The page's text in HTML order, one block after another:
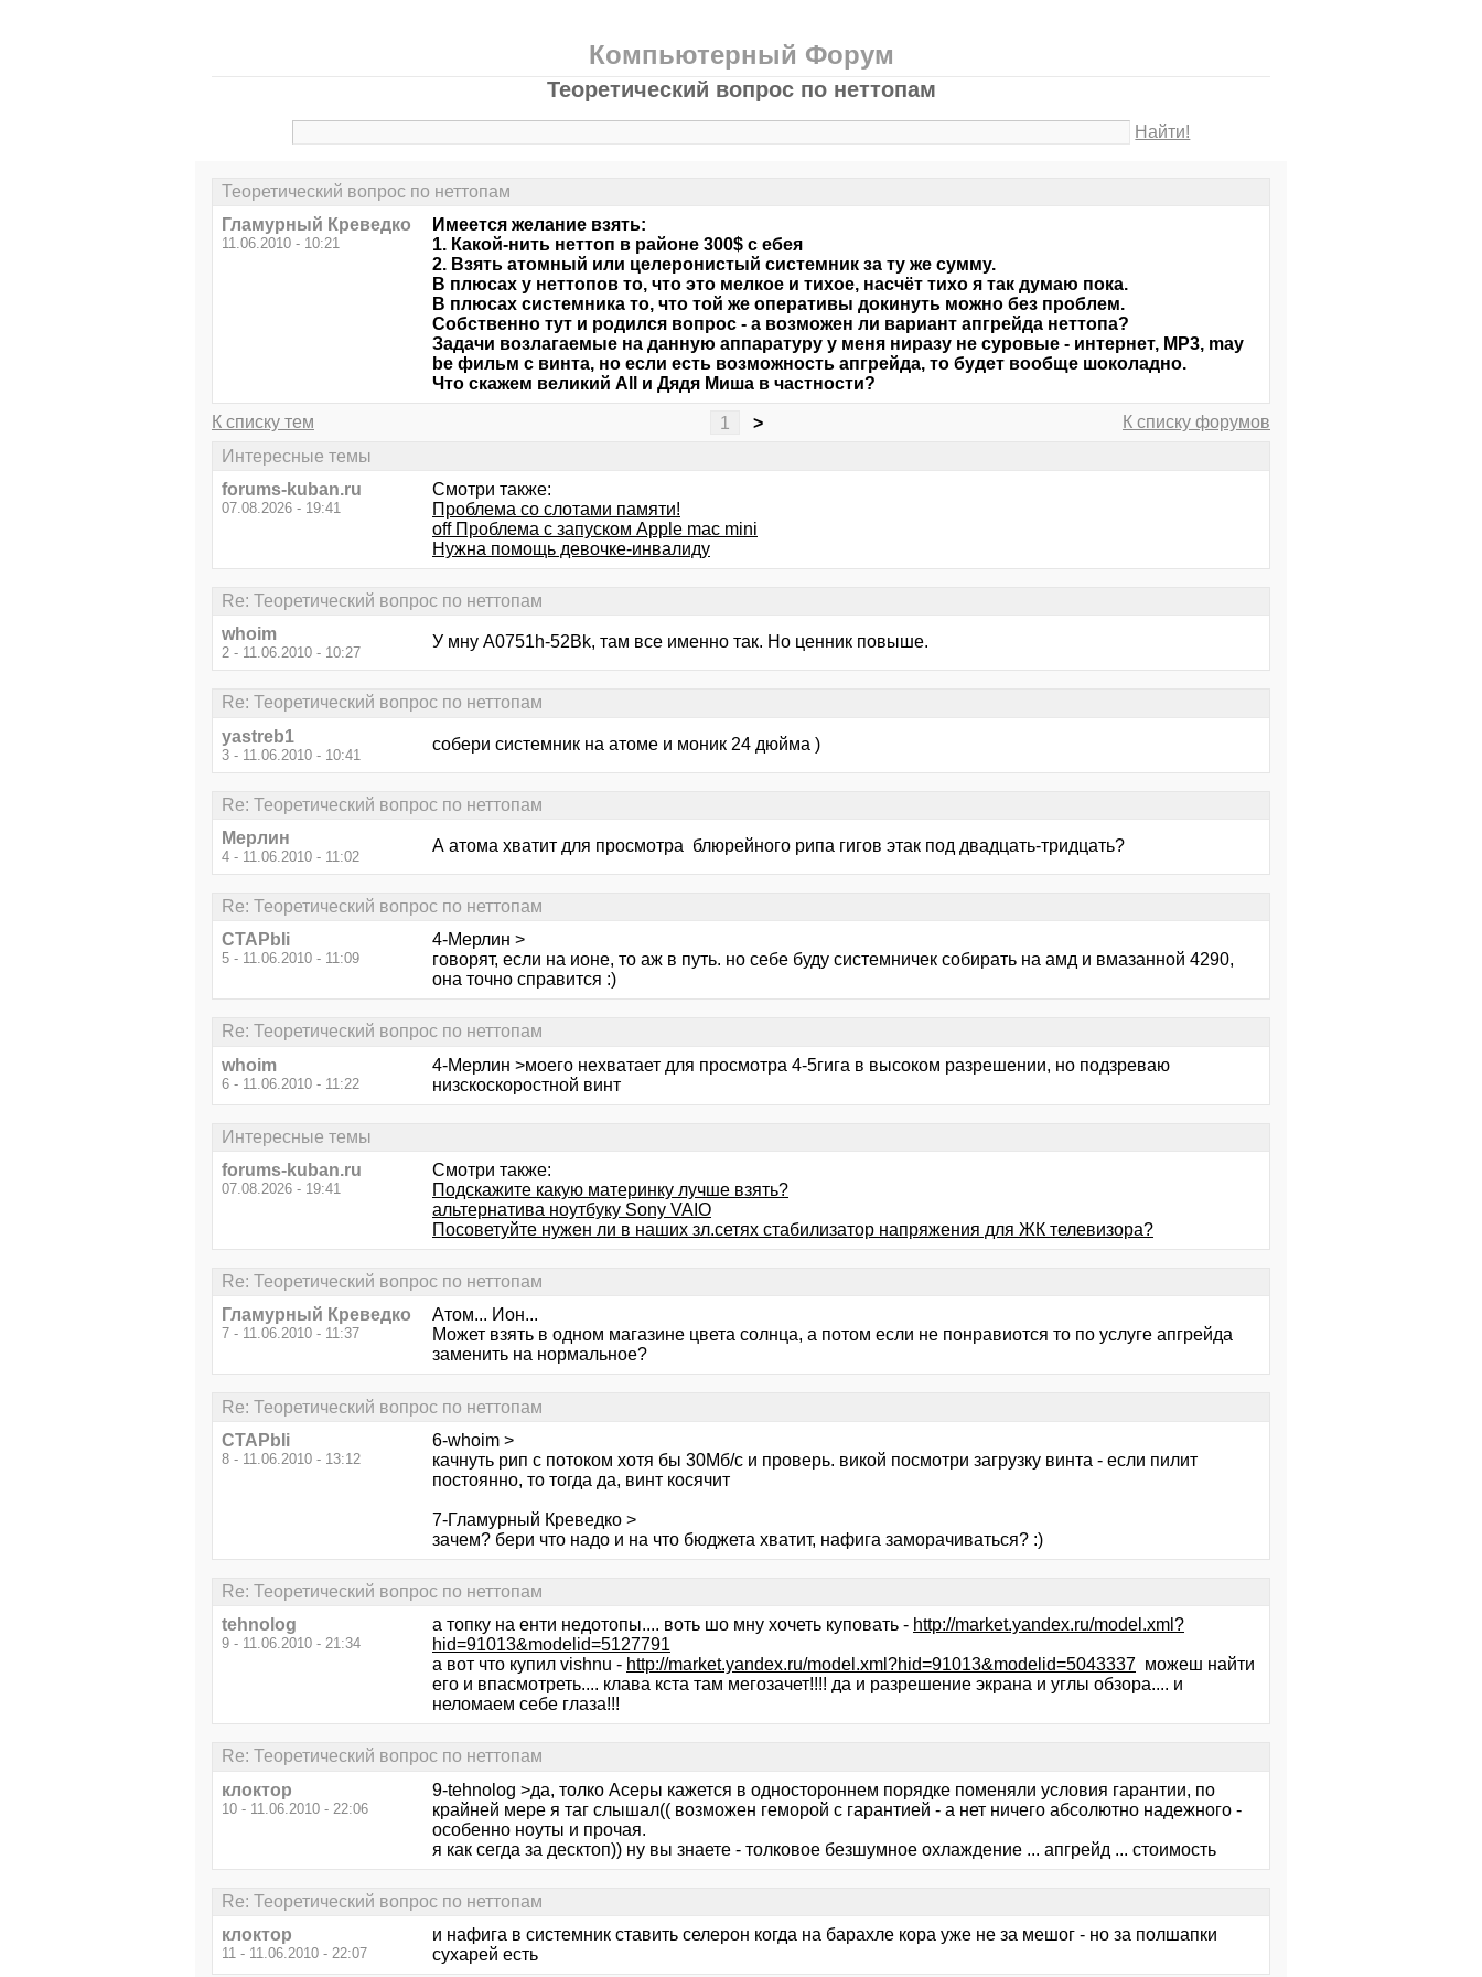
Компьютерный Форум
Теоретический вопрос по неттопам
Найти!
Теоретический вопрос по неттопам
Гламурный Креведко
11.06.2010 - 10:21
Имеется желание взять:
1. Какой-нить неттоп в районе 300$ с ебея
2. Взять атомный или целеронистый системник за ту же сумму.
В плюсах у неттопов то, что это мелкое и тихое, насчёт тихо я так думаю пока.
В плюсах системника то, что той же оперативы докинуть можно без проблем.
Собственно тут и родился вопрос - а возможен ли вариант апгрейда неттопа?
Задачи возлагаемые на данную аппаратуру у меня ниразу не суровые - интернет, MP3, may
be фильм с винта, но если есть возможность апгрейда, то будет вообще шоколадно.
Что скажем великий All и Дядя Миша в частности?
К списку тем 1 >
К списку форумов
Интересные темы
forums-kuban.ru
07.08.2026 - 19:41
Смотри также:
Проблема со слотами памяти!
off Проблема с запуском Apple mac mini
Нужна помощь девочке-инвалиду
Re: Теоретический вопрос по неттопам
whoim
2 - 11.06.2010 - 10:27
У мну A0751h-52Bk, там все именно так. Но ценник повыше.
Re: Теоретический вопрос по неттопам
yastreb1
3 - 11.06.2010 - 10:41
собери системник на атоме и моник 24 дюйма )
Re: Теоретический вопрос по неттопам
Мерлин
4 - 11.06.2010 - 11:02
А атома хватит для просмотра блюрейного рипа гигов этак под двадцать-тридцать?
Re: Теоретический вопрос по неттопам
CTAPbIi
5 - 11.06.2010 - 11:09
4-Мерлин >
говорят, если на ионе, то аж в путь. но себе буду системничек собирать на амд и вмазанной 4290,
она точно справится :)
Re: Теоретический вопрос по неттопам
whoim
6 - 11.06.2010 - 11:22
4-Мерлин >моего нехватает для просмотра 4-5гига в высоком разрешении, но подзреваю
низскоскоростной винт
Интересные темы
forums-kuban.ru
07.08.2026 - 19:41
Смотри также:
Подскажите какую материнку лучше взять?
альтернатива ноутбуку Sony VAIO
Посоветуйте нужен ли в наших зл.сетях стабилизатор напряжения для ЖК телевизора?
Re: Теоретический вопрос по неттопам
Гламурный Креведко
7 - 11.06.2010 - 11:37
Атом... Ион...
Может взять в одном магазине цвета солнца, а потом если не понравиотся то по услуге апгрейда
заменить на нормальное?
Re: Теоретический вопрос по неттопам
CTAPbIi
8 - 11.06.2010 - 13:12
6-whoim >
качнуть рип с потоком хотя бы 30Мб/с и проверь. викой посмотри загрузку винта - если пилит
постоянно, то тогда да, винт косячит
7-Гламурный Креведко >
зачем? бери что надо и на что бюджета хватит, нафига заморачиваться? :)
Re: Теоретический вопрос по неттопам
tehnolog
9 - 11.06.2010 - 21:34
a топку на енти недотопы.... воть шо мну хочеть куповать - http://market.yandex.ru/model.xml?
hid=91013&modelid=5127791
а вот что купил vishnu - http://market.yandex.ru/model.xml?hid=91013&modelid=5043337 можеш найти
его и впасмотреть.... клава кста там мегозачет!!!! да и разрешение экрана и углы обзора.... и
неломаем себе глаза!!!
Re: Теоретический вопрос по неттопам
клоктор
10 - 11.06.2010 - 22:06
9-tehnolog >да, толко Асеры кажется в одностороннем порядке поменяли условия гарантии, по
крайней мере я таг слышал(( возможен геморой с гарантией - а нет ничего абсолютно надежного -
особенно ноуты и прочая.
я как сегда за десктоп)) ну вы знаете - толковое безшумное охлаждение ... апгрейд ... стоимость
Re: Теоретический вопрос по неттопам
клоктор
11 - 11.06.2010 - 22:07
и нафига в системник ставить селерон когда на барахле кора уже не за мешог - но за полшапки
сухарей есть